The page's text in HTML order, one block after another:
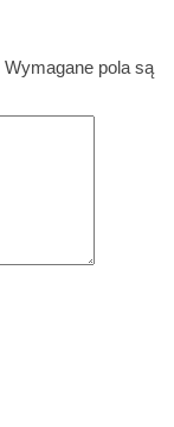
Wymagane pola są